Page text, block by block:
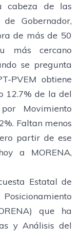
cabeza de las
Gobernador,
de más de 50
más cercano
se pregunta
PVEM obtiene
12.7% de la del
Movimiento
Faltan menos
partir de ese
a MORENA,
Estatal de
que ha
y Análisis del